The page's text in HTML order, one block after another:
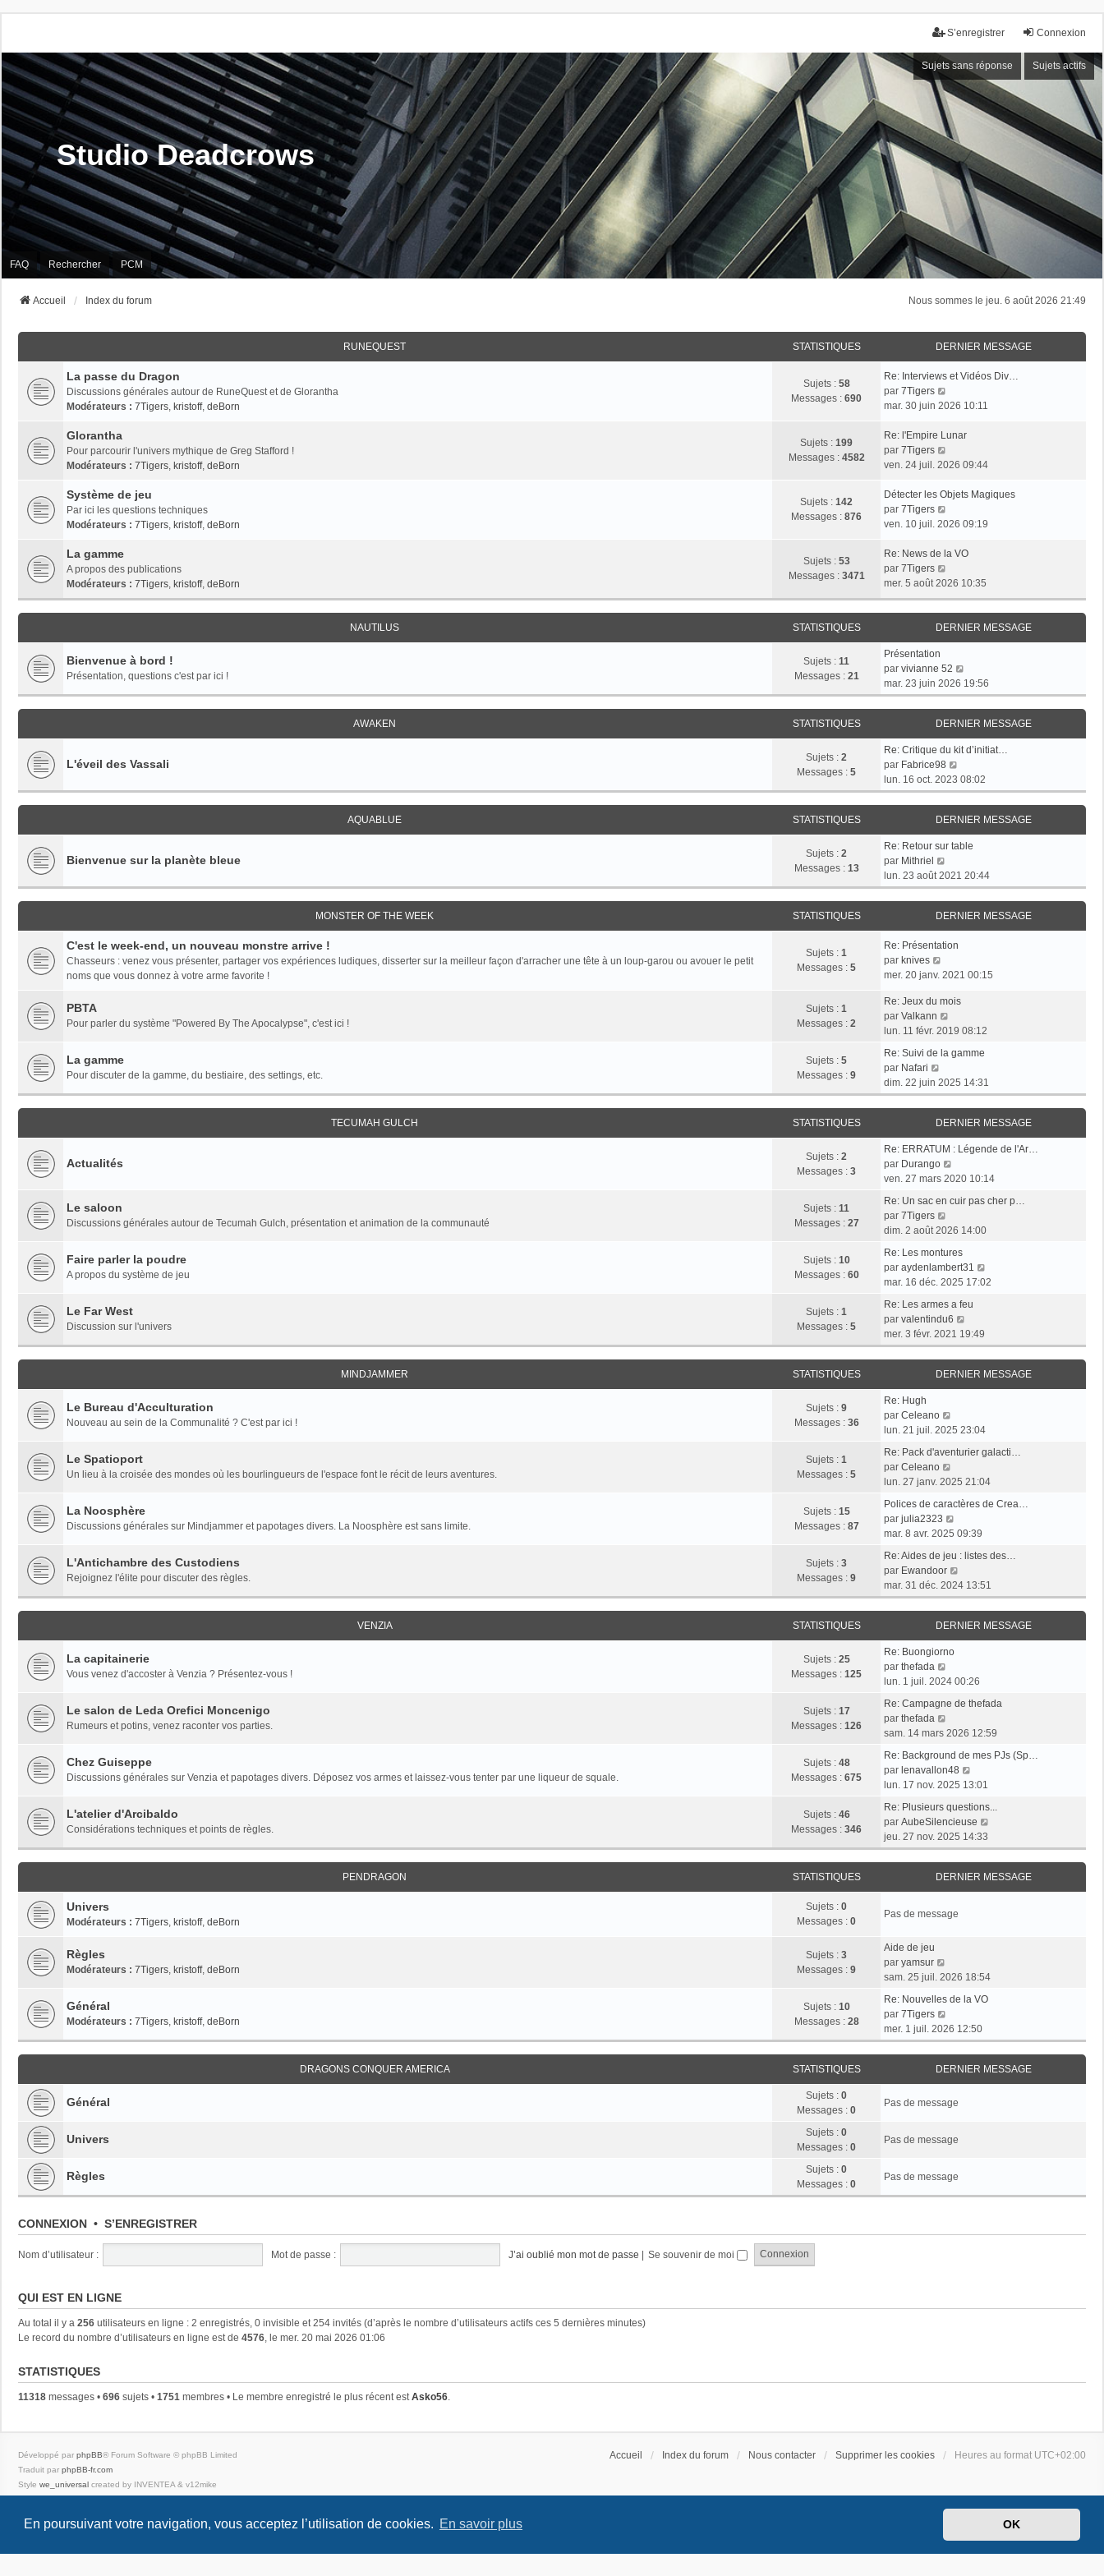
En poursuivant votre navigation, vous acceptez l’utilisation de cookies. En savoir plus OK
Connexion
S’enregistrer
Sujets sans réponse Sujets actifs
Studio Deadcrows
FAQ Rechercher PCM
Nous sommes le jeu. 6 août 2026 21:49
Accueil Index du forum
RUNEQUEST STATISTIQUES DERNIER MESSAGE
La passe du Dragon
Discussions générales autour de RuneQuest et de Glorantha
Modérateurs : 7Tigers, kristoff, deBorn
Sujets : 58
Messages : 690
Re: Interviews et Vidéos Div…
par 7Tigers
o
r
e
e
n
e
m
e
s
s
a
e
mar. 30 juin 2026 10:11
Glorantha
Pour parcourir l'univers mythique de Greg Stafford !
Modérateurs : 7Tigers, kristoff, deBorn
Sujets : 199
Messages : 4582
Re: l'Empire Lunar
par 7Tigers
o
r
e
e
n
i
e
r
m
s
s
a
e
ven. 24 juil. 2026 09:44
Système de jeu
Par ici les questions techniques
Modérateurs : 7Tigers, kristoff, deBorn
Sujets : 142
Messages : 876
Détecter les Objets Magiques
par 7Tigers
o
r
e
d
e
r
n
e
r
m
s
s
a
g
e
ven. 10 juil. 2026 09:19
La gamme
A propos des publications
Modérateurs : 7Tigers, kristoff, deBorn
Sujets : 53
Messages : 3471
Re: News de la VO
par 7Tigers
o
i
r
l
e
e
r
n
e
r
m
e
s
s
a
g
e
mer. 5 août 2026 10:35
NAUTILUS STATISTIQUES DERNIER MESSAGE
Bienvenue à bord !
Présentation, questions c'est par ici !
Sujets : 11
Messages : 21
Présentation
par vivianne 52
o
i
r
l
e
d
r
i
r
e
s
s
a
g
mar. 23 juin 2026 19:56
AWAKEN STATISTIQUES DERNIER MESSAGE
L'éveil des Vassali Sujets : 2
Messages : 5
Re: Critique du kit d’initiat…
par Fabrice98
o
i
r
l
e
d
r
i
e
s
g
lun. 16 oct. 2023 08:02
AQUABLUE STATISTIQUES DERNIER MESSAGE
Bienvenue sur la planète bleue Sujets : 2
Messages : 13
Re: Retour sur table
par Mithriel
o
i
r
l
e
d
r
i
e
r
m
s
s
a
g
e
lun. 23 août 2021 20:44
MONSTER OF THE WEEK STATISTIQUES DERNIER MESSAGE
C'est le week-end, un nouveau monstre arrive !
Chasseurs : venez vous présenter, partager vos expériences ludiques, disserter sur la meilleur façon d'arracher une tête à un loup-garou ou avouer le petit
noms que vous donnez à votre arme favorite !
Sujets : 1
Messages : 5
Re: Présentation
par knives
o
r
l
e
d
r
n
i
e
r
m
e
s
s
a
g
mer. 20 janv. 2021 00:15
PBTA
Pour parler du système "Powered By The Apocalypse", c'est ici !
Sujets : 1
Messages : 2
Re: Jeux du mois
par Valkann
o
r
e
e
n
i
e
m
s
s
a
g
lun. 11 févr. 2019 08:12
La gamme
Pour discuter de la gamme, du bestiaire, des settings, etc.
Sujets : 5
Messages : 9
Re: Suivi de la gamme
par Nafari
o
i
r
l
e
d
e
r
n
i
e
m
e
s
s
a
g
e
dim. 22 juin 2025 14:31
TECUMAH GULCH STATISTIQUES DERNIER MESSAGE
Actualités Sujets : 2
Messages : 3
Re: ERRATUM : Légende de l'Ar…
par Durango
o
r
e
d
e
r
i
e
r
e
g
ven. 27 mars 2020 10:14
Le saloon
Discussions générales autour de Tecumah Gulch, présentation et animation de la communauté
Sujets : 11
Messages : 27
Re: Un sac en cuir pas cher p…
par 7Tigers
o
r
l
e
d
e
r
n
i
e
r
e
s
s
a
g
dim. 2 août 2026 14:00
Faire parler la poudre
A propos du système de jeu
Sujets : 10
Messages : 60
Re: Les montures
par aydenlambert31
o
e
m
s
s
mar. 16 déc. 2025 17:02
Le Far West
Discussion sur l'univers
Sujets : 1
Messages : 5
Re: Les armes a feu
par valentindu6
o
i
r
l
e
r
n
e
m
s
s
g
e
mer. 3 févr. 2021 19:49
MINDJAMMER STATISTIQUES DERNIER MESSAGE
Le Bureau d'Acculturation
Nouveau au sein de la Communalité ? C'est par ici !
Sujets : 9
Messages : 36
Re: Hugh
par Celeano
o
r
e
d
e
r
i
e
r
e
s
g
lun. 21 juil. 2025 23:04
Le Spatioport
Un lieu à la croisée des mondes où les bourlingueurs de l'espace font le récit de leurs aventures.
Sujets : 1
Messages : 5
Re: Pack d'aventurier galacti…
par Celeano
o
r
l
e
d
e
r
n
i
e
r
m
s
s
g
lun. 27 janv. 2025 21:04
La Noosphère
Discussions générales sur Mindjammer et papotages divers. La Noosphère est sans limite.
Sujets : 15
Messages : 87
Polices de caractères de Crea…
par julia2323
o
r
l
e
e
e
m
s
s
a
g
mar. 8 avr. 2025 09:39
L'Antichambre des Custodiens
Rejoignez l'élite pour discuter des règles.
Sujets : 3
Messages : 9
Re: Aides de jeu : listes des…
par Ewandoor
o
i
r
l
e
r
n
e
m
e
s
s
a
g
e
mar. 31 déc. 2024 13:51
VENZIA STATISTIQUES DERNIER MESSAGE
La capitainerie
Vous venez d'accoster à Venzia ? Présentez-vous !
Sujets : 25
Messages : 125
Re: Buongiorno
par thefada
o
r
e
d
e
r
i
e
r
e
a
lun. 1 juil. 2024 00:26
Le salon de Leda Orefici Moncenigo
Rumeurs et potins, venez raconter vos parties.
Sujets : 17
Messages : 126
Re: Campagne de thefada
par thefada
o
r
l
e
d
e
r
n
i
e
r
m
g
e
sam. 14 mars 2026 12:59
Chez Guiseppe
Discussions générales sur Venzia et papotages divers. Déposez vos armes et laissez-vous tenter par une liqueur de squale.
Sujets : 48
Messages : 675
Re: Background de mes PJs (Sp…
par lenavallon48
o
r
l
e
e
e
s
g
lun. 17 nov. 2025 13:01
L'atelier d'Arcibaldo
Considérations techniques et points de règles.
Sujets : 46
Messages : 346
Re: Plusieurs questions...
par AubeSilencieuse
i
r
l
e
e
s
s
a
g
jeu. 27 nov. 2025 14:33
PENDRAGON STATISTIQUES DERNIER MESSAGE
Univers
Modérateurs : 7Tigers, kristoff, deBorn
Sujets : 0
Messages : 0
Pas de message
Règles
Modérateurs : 7Tigers, kristoff, deBorn
Sujets : 3
Messages : 9
Aide de jeu
par yamsur
o
r
e
e
i
r
s
s
sam. 25 juil. 2026 18:54
Général
Modérateurs : 7Tigers, kristoff, deBorn
Sujets : 10
Messages : 28
Re: Nouvelles de la VO
par 7Tigers
o
i
r
l
e
d
n
e
s
mer. 1 juil. 2026 12:50
DRAGONS CONQUER AMERICA STATISTIQUES DERNIER MESSAGE
Général Sujets : 0
Messages : 0
Pas de message
Univers Sujets : 0
Messages : 0
Pas de message
Règles Sujets : 0
Messages : 0
Pas de message
CONNEXION • S’ENREGISTRER
Nom d’utilisateur : Mot de passe : J’ai oublié mon mot de passe | Se souvenir de moi
QUI EST EN LIGNE
Au total il y a 256 utilisateurs en ligne : 2 enregistrés, 0 invisible et 254 invités (d’après le nombre d’utilisateurs actifs ces 5 dernières minutes)
Le record du nombre d’utilisateurs en ligne est de 4576, le mer. 20 mai 2026 01:06
STATISTIQUES
11318 messages • 696 sujets • 1751 membres • Le membre enregistré le plus récent estAsko56.
Accueil Index du forum Nous contacter Supprimer les cookies Heures au format UTC+02:00
Développé par phpBB® Forum Software © phpBB Limited
Traduit par phpBB-fr.com
Style we_universal created by INVENTEA & v12mike